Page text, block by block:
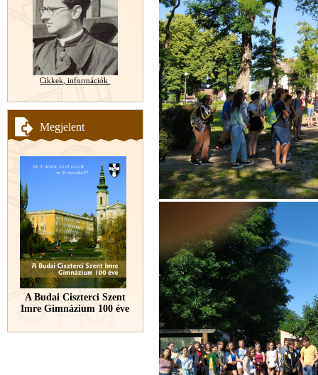
Cikkek, információk
Megjelent
A Budai Ciszterci Szent
Imre Gimnázium 100 éve